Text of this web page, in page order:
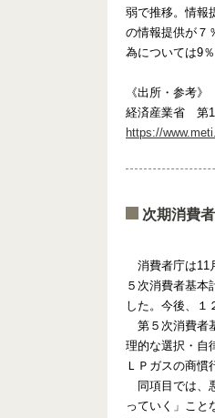
弱で推移。情報
の情報提供が７
為については9
《出所・参考》
経済産業省 第
https://
次期消費
消費者庁は11
５次消費者基本
した。今後、１
第５次消費者
理的な選択・自
ＬＰガスの商慣
同項目では、
っていく」こと